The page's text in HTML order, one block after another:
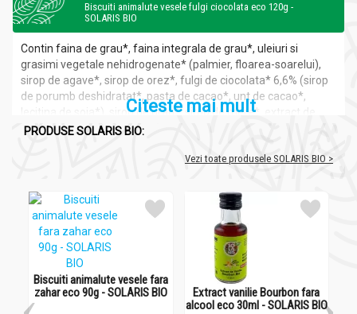
Biscuiti animalute vesele fulgi ciocolata eco 120g -
SOLARIS BIO
Contin faina de grau*, faina integrala de grau*, uleiuri si
grasimi vegetale nehidrogenate* (palmier, floarea-soarelui),
sirop de agave*, sirop de orez*, fulgi de ciocolata* 6,6% (sirop
de porumb deshidratat*, pasta de cacao*, unt de cacao*,
lecitina de soia*), sirop de grau*, sirop de mere*, extract de
malt de orz*, amidon de porumb*, faina de soia*; agenti de
Recomandari
Biscuiti animalute vesele fulgi ciocolata eco 120g -
Produs cu ingrediente din agricultura eco.
Citeste mai mult
PRODUSE SOLARIS BIO:
Vezi toate produsele SOLARIS BIO >
Biscuiti animalute vesele fara
zahar eco 90g - SOLARIS BIO
Extract vanilie Bourbon fara
alcool eco 30ml - SOLARIS BIO